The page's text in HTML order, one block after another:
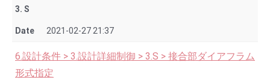
3. S
Date 2021-02-27 21:37
6.設計条件 > 3.設計詳細制御 > 3.S > 接合部ダイアフラム
形式指定